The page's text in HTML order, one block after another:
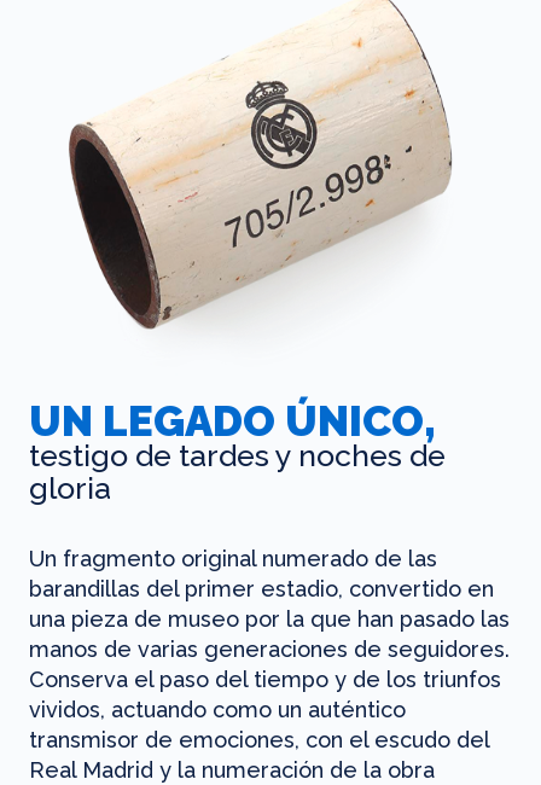
UN LEGADO ÚNICO,
testigo de tardes y noches de
gloria
Un fragmento original numerado de las
barandillas del primer estadio, convertido en
una pieza de museo por la que han pasado las
manos de varias generaciones de seguidores.
Conserva el paso del tiempo y de los triunfos
vividos, actuando como un auténtico
transmisor de emociones, con el escudo del
Real Madrid y la numeración de la obra